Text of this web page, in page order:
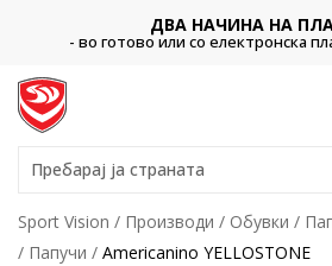
ДВА НАЧИНА НА
- во готово или со електронска
Пребарај ја страната
Sport Vision Производи Обувки
Папучи
Americanino YELLOSTONE